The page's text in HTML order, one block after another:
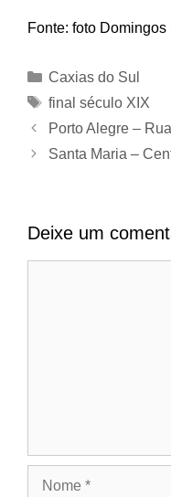
Fonte: foto Domingos
Categorias
Caxias do Sul
Tags
final século XIX
Porto Alegre –
Santa Maria –
Deixe um